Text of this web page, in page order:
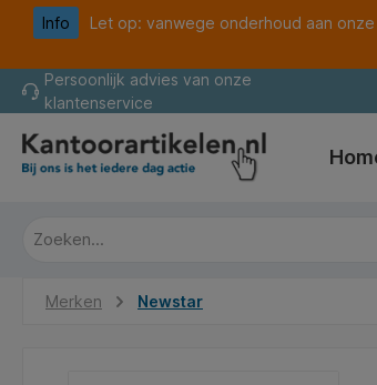
Ga naar de hoofdnavigatie
Info
Let op: vanwege onderhoud aan
Persoonlijk advies van onze
klantenservice
Merken Newstar